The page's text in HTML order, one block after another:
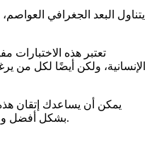
يتناول البعد الجغرافي
تعتبر هذه
الإنسانية، ولكن أيضًا لكل من
يمكن أن يساعدك إتقان
بشكل أفضل ووضع الأحداث المعاصرة في سياقها.